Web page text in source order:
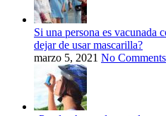
Si una persona es vacunada
dejar de usar mascarilla?
marzo 5, 2021 No Comments